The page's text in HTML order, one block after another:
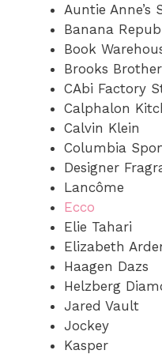
Auntie Anne’s
Banana
Book
Brooks
CAbi Factory
Calphalon
Calvin Klein
Columbia
Designer
Lancôme
Ecco
Elie Tahari
Elizabeth
Haagen Dazs
Helzberg
Jared Vault
Jockey
Kasper